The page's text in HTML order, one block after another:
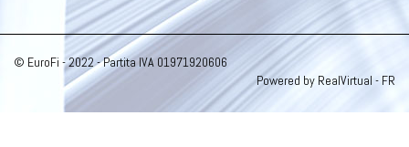
© EuroFi - 2022 - Partita IVA 01971920606
Powered by RealVirtual - FR